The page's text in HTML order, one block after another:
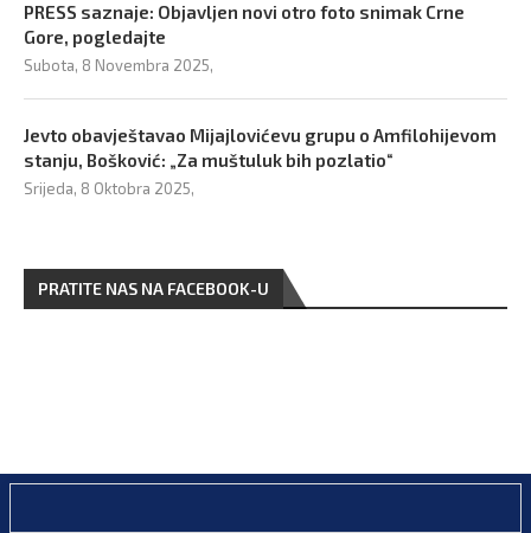
PRESS saznaje: Objavljen novi otro foto snimak Crne
Gore, pogledajte
Subota, 8 Novembra 2025,
Jevto obavještavao Mijajlovićevu grupu o Amfilohijevom
stanju, Bošković: „Za muštuluk bih pozlatio“
Srijeda, 8 Oktobra 2025,
PRATITE NAS NA FACEBOOK-U